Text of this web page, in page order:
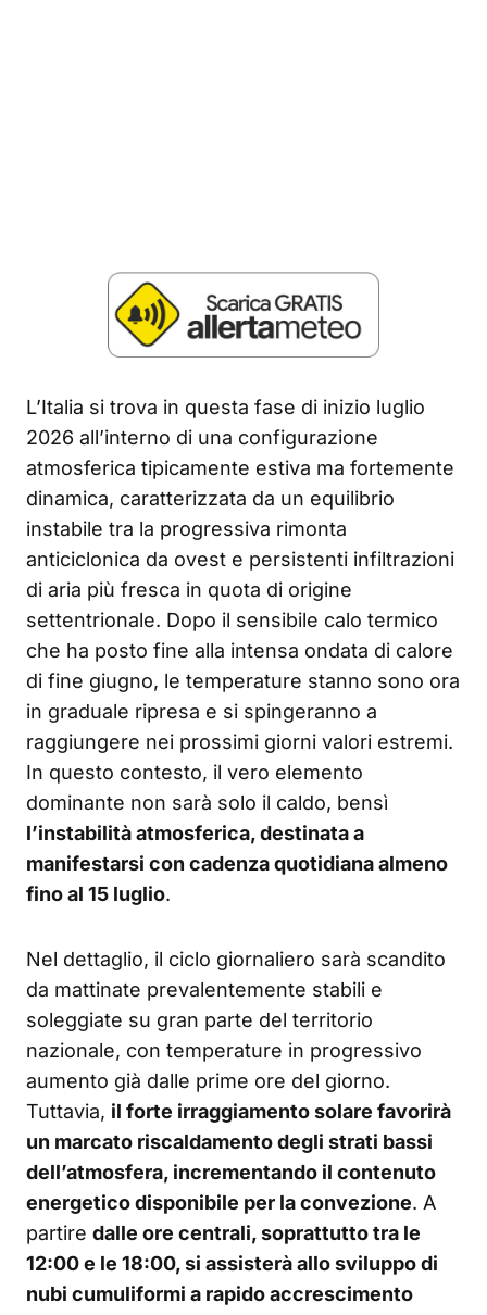
L’Italia si trova in questa fase di inizio luglio
2026 all’interno di una configurazione
atmosferica tipicamente estiva ma fortemente
dinamica, caratterizzata da un equilibrio
instabile tra la progressiva rimonta
anticiclonica da ovest e persistenti infiltrazioni
di aria più fresca in quota di origine
settentrionale. Dopo il sensibile calo termico
che ha posto fine alla intensa ondata di calore
di fine giugno, le temperature stanno sono ora
in graduale ripresa e si spingeranno a
raggiungere nei prossimi giorni valori estremi.
In questo contesto, il vero elemento
dominante non sarà solo il caldo, bensì
l’instabilità atmosferica, destinata a
manifestarsi con cadenza quotidiana almeno
fino al 15 luglio.
Nel dettaglio, il ciclo giornaliero sarà scandito
da mattinate prevalentemente stabili e
soleggiate su gran parte del territorio
nazionale, con temperature in progressivo
aumento già dalle prime ore del giorno.
Tuttavia, il forte irraggiamento solare favorirà
un marcato riscaldamento degli strati bassi
dell’atmosfera, incrementando il contenuto
energetico disponibile per la convezione. A
partire dalle ore centrali, soprattutto tra le
12:00 e le 18:00, si assisterà allo sviluppo di
nubi cumuliformi a rapido accrescimento